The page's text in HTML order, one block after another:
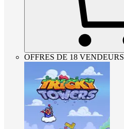
OFFRES DE 18 VENDEURS